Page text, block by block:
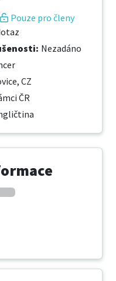
Pouze pro členy
: Nezadáno
CZ
ČR